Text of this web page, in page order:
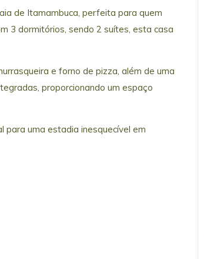
de Itamambuca, perfeita para quem
3 dormitórios, sendo 2 suítes, esta casa
e forno de pizza, além de uma
proporcionando um espaço
para uma estadia inesquecível em